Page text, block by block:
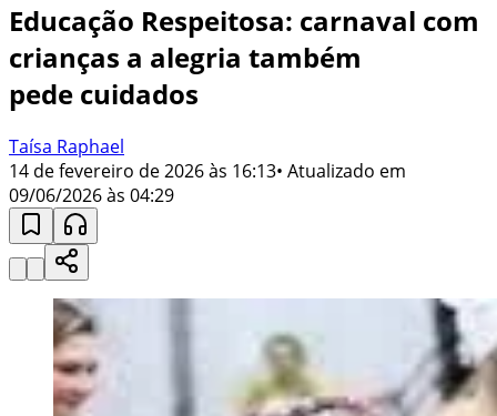
Educação Respeitosa: carnaval com
crianças a alegria também
pede cuidados
Taísa Raphael
14 de fevereiro de 2026 às 16:13• Atualizado em
09/06/2026 às 04:29